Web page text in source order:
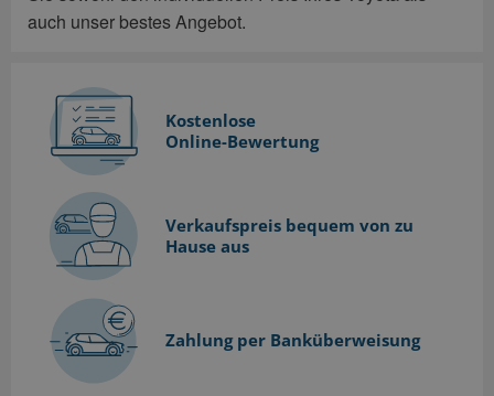
auch unser bestes Angebot.
Kostenlose
Online-Bewertung
Verkaufspreis bequem von zu
Hause aus
Zahlung per Banküberweisung